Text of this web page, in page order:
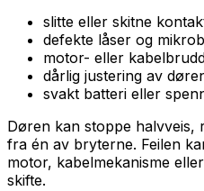
slitte eller skitne
defekte låser og
motor- eller
dårlig justering av
svakt batteri eller
Døren kan stoppe
fra én av bryterne. Feilen
motor, kabelmekanisme
skifte.